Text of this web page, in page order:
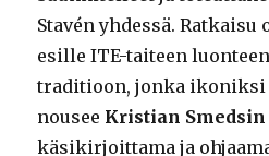
Stavén yhdessä.
esille ITE-taiteen
traditioon, jonka ikoniksi
nousee Kristian Smedsin
käsikirjoittama ja